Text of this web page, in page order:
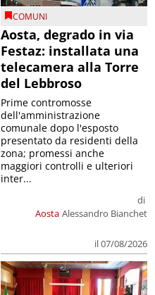
COMUNI
Aosta, degrado in via
Festaz: installata una
telecamera alla Torre
del Lebbroso
Aosta
di
Alessandro Bianchet
il 07/08/2026
Prime contromosse
dell'amministrazione
comunale dopo l'esposto
presentato da residenti della
zona; promessi anche
maggiori controlli e ulteriori
inter...